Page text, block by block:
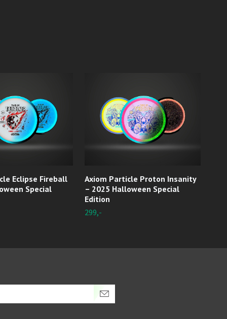
Eclipse Fireball
Special
Axiom Particle Proton Insanity
– 2025 Halloween Special
Edition
299,-